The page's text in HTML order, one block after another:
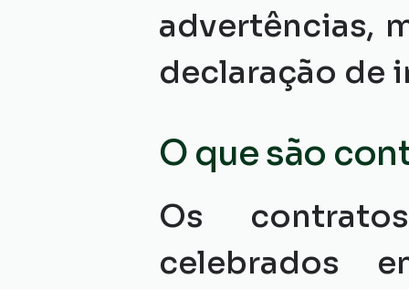
advertências,
declaração de
O que são
Os
celebrados